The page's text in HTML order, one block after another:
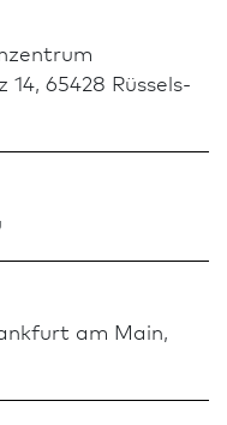
14, 65428 Rüssels­
am Main,